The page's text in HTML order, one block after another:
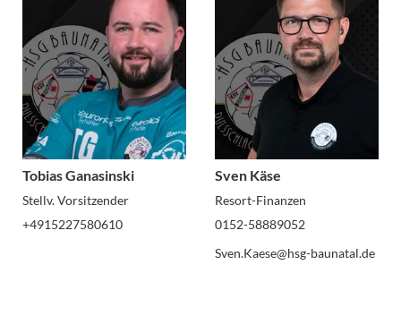
Tobias Ganasinski
Stellv. Vorsitzender
+4915227580610
Sven Käse
Resort-Finanzen
0152-58889052
Sven.Kaese@hsg-baunatal.de